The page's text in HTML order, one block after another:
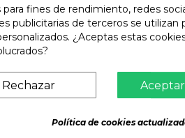

fines de rendimiento, redes
publicitarias de terceros se utilizan
¿Aceptas estas
Rechazar
Política de cookies